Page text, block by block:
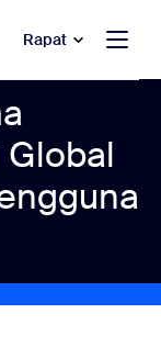
Rapat